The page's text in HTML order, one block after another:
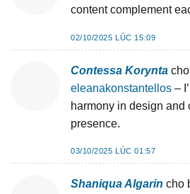
content complement
02/10/2025 LÚC 15:09
Contessa Korynta
eleanakonstantellos –
harmony in design and
presence.
03/10/2025 LÚC 01:57
Shaniqua Algarin cho